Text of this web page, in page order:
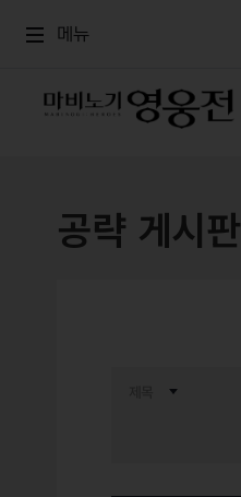
메뉴
공략 게시판